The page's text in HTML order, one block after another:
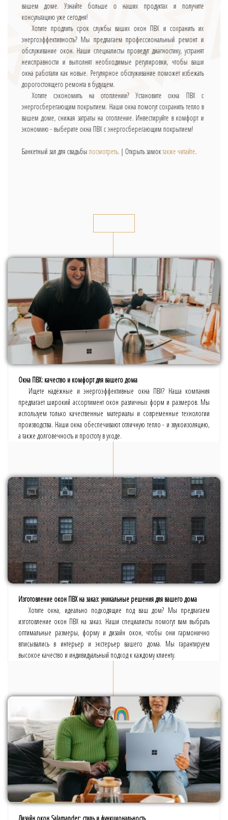
вашем доме. Узнайте больше о наших продуктах и получите
консультацию уже сегодня!
Хотите продлить срок службы ваших окон ПВХ и сохранить их
энергоэффективность? Мы предлагаем профессиональный ремонт и
обслуживание окон. Наши специалисты проведут диагностику, устранят
неисправности и выполнят необходимые регулировки, чтобы ваши
окна работали как новые. Регулярное обслуживание поможет избежать
дорогостоящего ремонта в будущем.
Хотите сэкономить на отоплении? Установите окна ПВХ с
энергосберегающим покрытием. Наши окна помогут сохранить тепло в
вашем доме, снижая затраты на отопление. Инвестируйте в комфорт и
экономию - выберите окна ПВХ с энергосберегающим покрытием!
Банкетный зал для свадьбыпосмотреть. | Открыть замоктакже читайте.
Окна ПВХ: качество и комфорт для вашего дома
Ищете надёжные и энергоэффективные окна ПВХ? Наша компания
предлагает широкий ассортимент окон различных форм и размеров. Мы
используем только качественные материалы и современные технологии
производства. Наши окна обеспечивают отличную тепло - и звукоизоляцию,
а также долговечность и простоту в уходе.
Изготовление окон ПВХ на заказ: уникальные решения для вашего дома
Хотите окна, идеально подходящие под ваш дом? Мы предлагаем
изготовление окон ПВХ на заказ. Наши специалисты помогут вам выбрать
оптимальные размеры, форму и дизайн окон, чтобы они гармонично
вписывались в интерьер и экстерьер вашего дома. Мы гарантируем
высокое качество и индивидуальный подход к каждому клиенту.